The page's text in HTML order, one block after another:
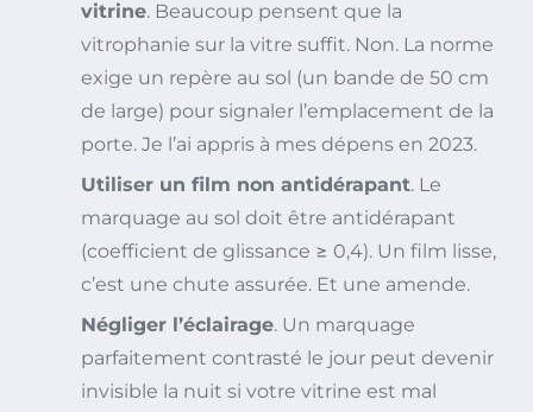
vitrine. Beaucoup pensent que la
vitrophanie sur la vitre suffit. Non. La norme
exige un repère au sol (un bande de 50 cm
de large) pour signaler l’emplacement de la
porte. Je l’ai appris à mes dépens en 2023.
Utiliser un film non antidérapant. Le
marquage au sol doit être antidérapant
(coefficient de glissance ≥ 0,4). Un film lisse,
c’est une chute assurée. Et une amende.
Négliger l’éclairage. Un marquage
parfaitement contrasté le jour peut devenir
invisible la nuit si votre vitrine est mal